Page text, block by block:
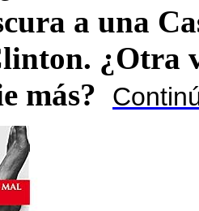
a una
¿Otra
más?